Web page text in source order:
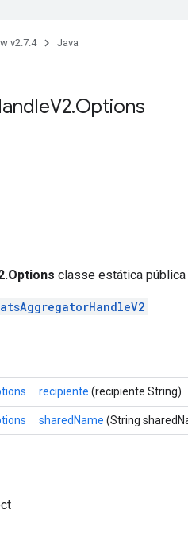
v2.7.4 Java
V2.Options
classe estática pública
recipiente (recipiente String)
sharedName (String